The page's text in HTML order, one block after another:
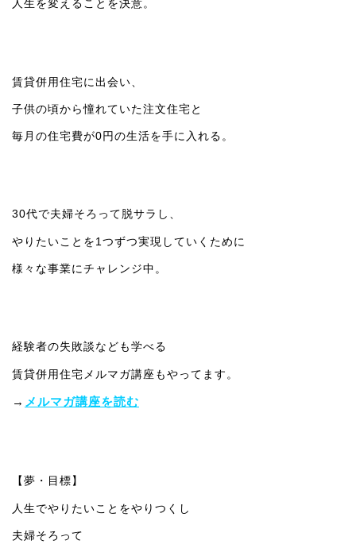
人生を変えることを決意。
賃貸併用住宅に出会い、
子供の頃から憧れていた注文住宅と
毎月の住宅費が0円の生活を手に入れる。
30代で夫婦そろって脱サラし、
やりたいことを1つずつ実現していくために
様々な事業にチャレンジ中。
経験者の失敗談なども学べる
賃貸併用住宅メルマガ講座もやってます。
→ メルマガ講座を読む
【夢・目標】
人生でやりたいことをやりつくし
夫婦そろって